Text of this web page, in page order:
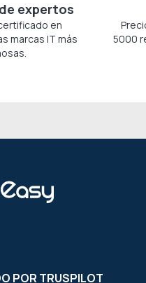
expertos
en
marcas IT más
5000
POR TRUSPILOT